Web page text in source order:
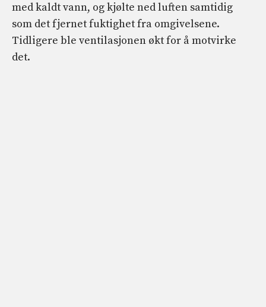
med kaldt vann, og kjølte ned luften samtidig
som det fjernet fuktighet fra omgivelsene.
Tidligere ble ventilasjonen økt for å motvirke
det.